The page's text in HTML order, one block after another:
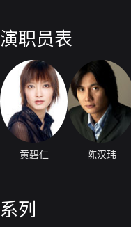
演职员表
黄碧仁 陈汉玮
系列